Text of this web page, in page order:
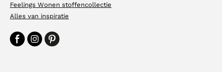
Feelings Wonen stoffencollectie
Alles van inspiratie